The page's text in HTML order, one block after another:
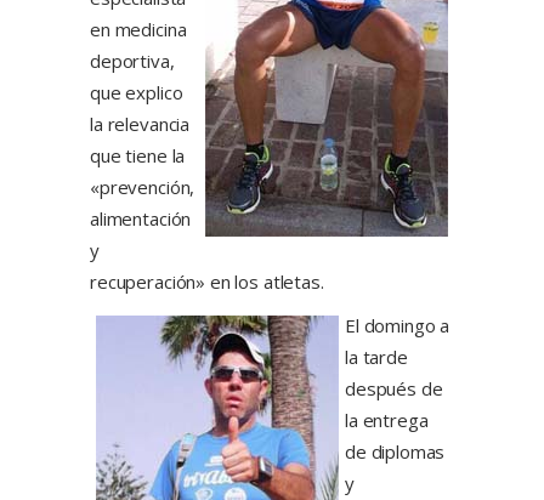
en medicina
deportiva,
que explico
la relevancia
que tiene la
«prevención,
alimentación
y
recuperación» en los atletas.
El domingo a
la tarde
después de
la entrega
de diplomas
y